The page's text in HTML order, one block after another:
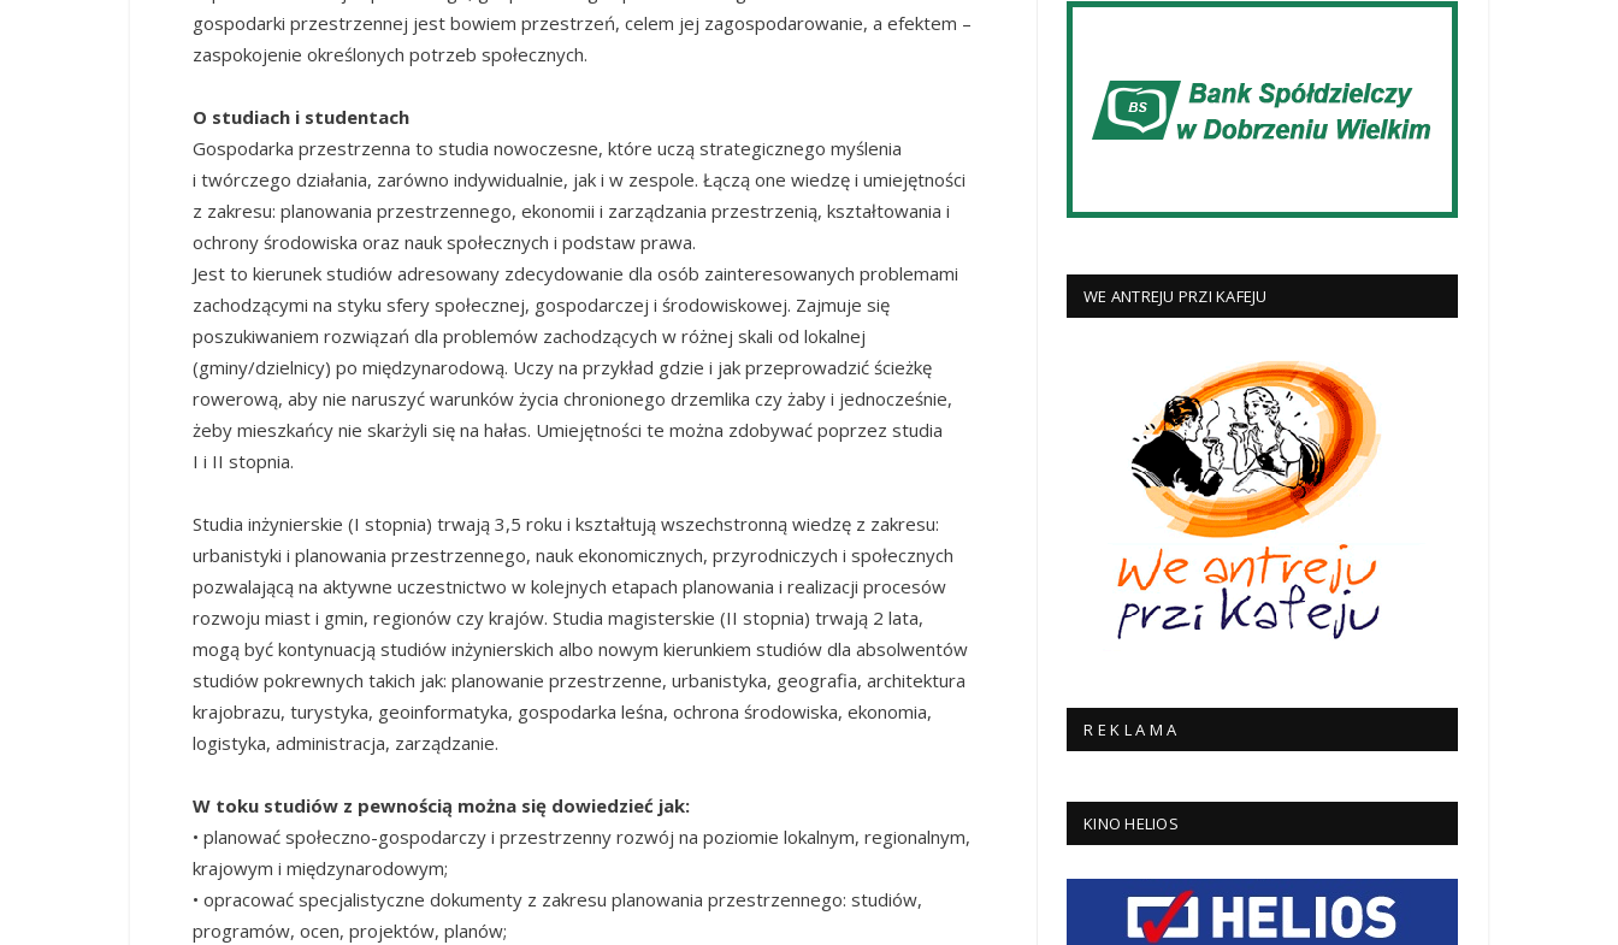
gospodarki przestrzennej jest bowiem przestrzeń, celem jej zagospodarowanie, a efektem –
zaspokojenie określonych potrzeb społecznych.
O studiach i studentach
Gospodarka przestrzenna to studia nowoczesne, które uczą strategicznego myślenia
i twórczego działania, zarówno indywidualnie, jak i w zespole. Łączą one wiedzę i umiejętności
z zakresu: planowania przestrzennego, ekonomii i zarządzania przestrzenią, kształtowania i
ochrony środowiska oraz nauk społecznych i podstaw prawa.
Jest to kierunek studiów adresowany zdecydowanie dla osób zainteresowanych problemami
zachodzącymi na styku sfery społecznej, gospodarczej i środowiskowej. Zajmuje się
poszukiwaniem rozwiązań dla problemów zachodzących w różnej skali od lokalnej
(gminy/dzielnicy) po międzynarodową. Uczy na przykład gdzie i jak przeprowadzić ścieżkę
rowerową, aby nie naruszyć warunków życia chronionego drzemlika czy żaby i jednocześnie,
żeby mieszkańcy nie skarżyli się na hałas. Umiejętności te można zdobywać poprzez studia
I i II stopnia.
Studia inżynierskie (I stopnia) trwają 3,5 roku i kształtują wszechstronną wiedzę z zakresu:
urbanistyki i planowania przestrzennego, nauk ekonomicznych, przyrodniczych i społecznych
pozwalającą na aktywne uczestnictwo w kolejnych etapach planowania i realizacji procesów
rozwoju miast i gmin, regionów czy krajów. Studia magisterskie (II stopnia) trwają 2 lata,
mogą być kontynuacją studiów inżynierskich albo nowym kierunkiem studiów dla absolwentów
studiów pokrewnych takich jak: planowanie przestrzenne, urbanistyka, geografia, architektura
krajobrazu, turystyka, geoinformatyka, gospodarka leśna, ochrona środowiska, ekonomia,
logistyka, administracja, zarządzanie.
W toku studiów z pewnością można się dowiedzieć jak:
• planować społeczno-gospodarczy i przestrzenny rozwój na poziomie lokalnym, regionalnym,
krajowym i międzynarodowym;
• opracować specjalistyczne dokumenty z zakresu planowania przestrzennego: studiów,
programów, ocen, projektów, planów;
WE ANTREJU PRZI KAFEJU
R E K L A M A
KINO HELIOS